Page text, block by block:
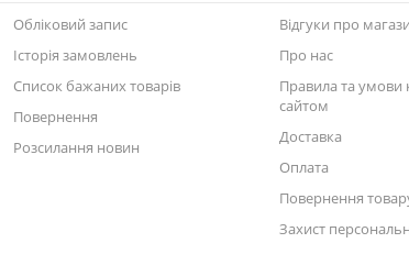
Обліковий запис
Історія замовлень
Список бажаних товарів
Повернення
Розсилання новин
Відгуки про
Про нас
Правила та умови
сайтом
Доставка
Оплата
Повернення
Захист